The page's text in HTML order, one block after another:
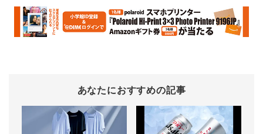
あなたにおすすめの記事